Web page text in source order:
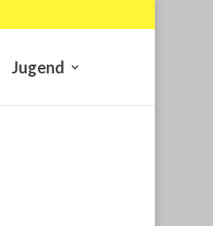
Jugend